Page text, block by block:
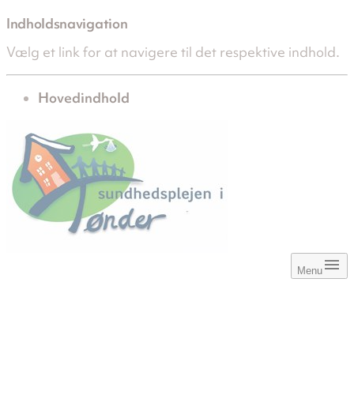
Indholdsnavigation
Vælg et link for at navigere til det respektive indhold.
gå til
Hovedindhold
Menu